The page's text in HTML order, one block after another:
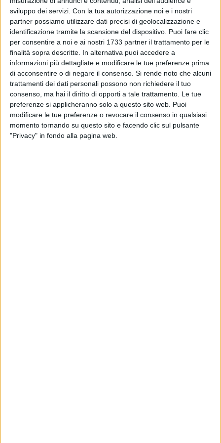
sviluppo dei servizi. Con la tua autorizzazione noi e i nostri
partner possiamo utilizzare dati precisi di geolocalizzazione e
identificazione tramite la scansione del dispositivo. Puoi fare clic
per consentire a noi e ai nostri 1733 partner il trattamento per le
finalità sopra descritte. In alternativa puoi accedere a
informazioni più dettagliate e modificare le tue preferenze prima
di acconsentire o di negare il consenso. Si rende noto che alcuni
trattamenti dei dati personali possono non richiedere il tuo
consenso, ma hai il diritto di opporti a tale trattamento. Le tue
preferenze si applicheranno solo a questo sito web. Puoi
modificare le tue preferenze o revocare il consenso in qualsiasi
momento tornando su questo sito e facendo clic sul pulsante
"Privacy" in fondo alla pagina web.
dagli eventi calamitosi. Nel frattempo, le amministrazioni
provinciali potranno adoperarsi per accelerare le procedure
operative ed eseguire i lavori, nelle more della formale
individuazione delle Province quali soggetti attuatori da
parte del Commissario delegato.
"Parliamo di interventi indispensabili – sottolinea il
presidente della Regione Basilicata e commissario delegato,
Vito Bardi – per garantire la sicurezza della circolazione e il
ripristino della normale viabilità in territori che hanno subito
pesanti conseguenze a causa del maltempo. In diversi
comuni la chiusura o il danneggiamento delle strade